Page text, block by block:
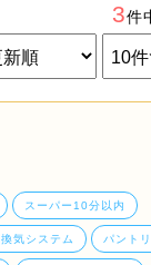
3件
スーパー10分以内
気システム パント